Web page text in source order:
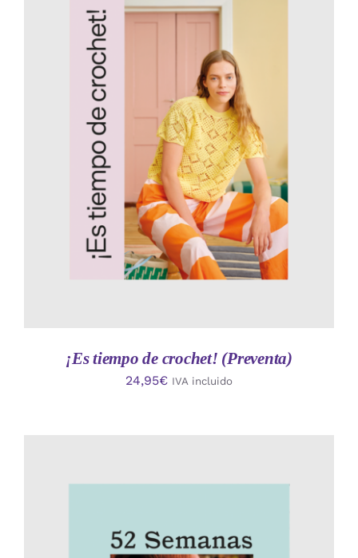
AÑADIR AL CARRITO
/
DETALLES
¡Es tiempo de crochet! (Preventa)
24,95€ IVA incluido